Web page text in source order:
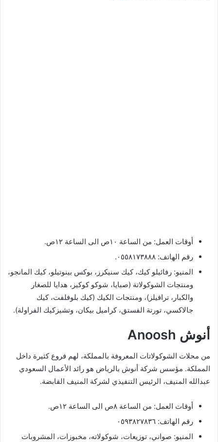
أوقات العمل: من الساعة ١٠ص الى الساعة ١٢ص.
رقم الهاتف: ٠٥٥٨١٧٣٨٨٨.
المنيو: رفائيلو كيك، كيك سنيكرز، بوكس بينوتيلو، كيك المانجو،
ومنتجات الشوكولاتة (صبايا، شوكو كوكيز، هدايا للصغار
والكبار، ترافيلز)، ومنتجات الكيك (كيك بلوفلفت، كيك
جالاكسي، تورتة الفستق، كراميل بيكان، وتشيزكيك الفراولة).
أنوش Anoosh
من محلات الشوكولاتات المعروفة بالمملكة، لهم فروع كثيرة داخل
المملكة. مؤسس شركة أنوش بالرياض هو رائد الأعمال السعودي
عبدالله المنيف، الرئيس التنفيذي لشركة المنيف القابضة.
أوقات العمل: من الساعة ٨ص الى الساعة ١٢ص.
رقم الهاتف: ٠٥٩٣٨٢٧٨٣٦
المنيو: صواني، توزيعات، شوكولاته، مخبوزات، المشروبات